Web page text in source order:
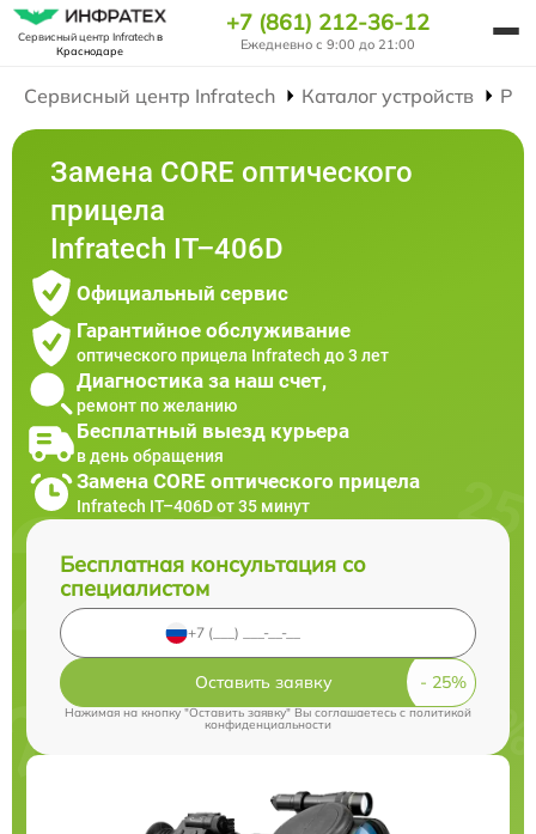
Сервисный центр Infratechв
Краснодаре
+7 (861) 212-36-12
Ежедневно с 9:00 до 21:00
Сервисный центр Infratech Каталог устройств
Замена CORE оптического
прицела
Infratech IT–406D
Официальный сервис
Гарантийное обслуживание
оптического прицела Infratech до 3 лет
Диагностика за наш счет,
ремонт по желанию
Бесплатный выезд курьера
в день обращения
Замена CORE оптического прицела
Infratech IT–406D от 35 минут
Бесплатная консультация со
специалистом
Оставить заявку
Нажимая на кнопку "Оставить заявку" Вы соглашаетесь cполитикой
конфиденциальности